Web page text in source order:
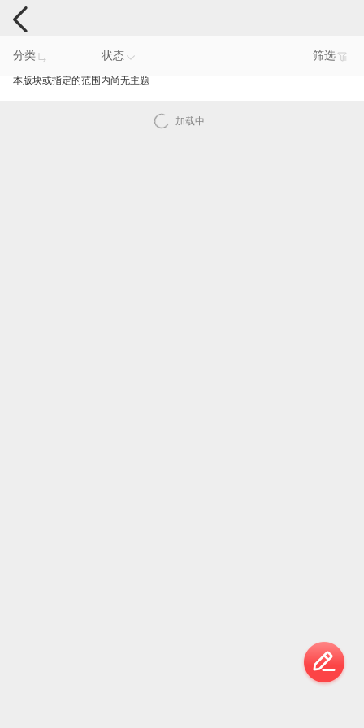
手机反馈
分类 状态 筛选
本版块或指定的范围内尚无主题
加载中..